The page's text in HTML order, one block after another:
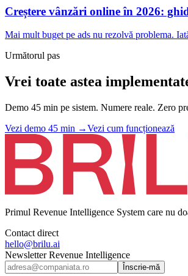
Creștere vânzări online în 2026:
Mai mult buget pe ads nu rezolvă problema.
Următorul pas
Vrei toate astea
Demo 45 min pe sistem. Numere reale. Zero
Vezi demo 45 min →Vezi cum funcționează
Primul Revenue Intelligence System care nu
Contact direct
hello@brilu.ai
Newsletter Revenue Intelligence
Înscrie-mă